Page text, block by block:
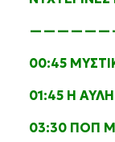
00:45
01:45 Η
03:30 ΠΟΠ